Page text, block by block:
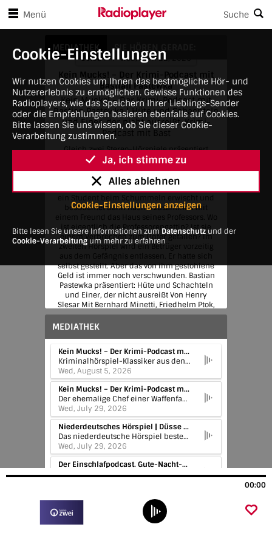
Cookie-Einstellungen
Wir nutzen Cookies um Ihnen das bestmögliche Hör- und
Nutzererlebnis zu ermöglichen. Gewisse Funktionen des
Radioplayers, wie das Speichern Ihrer Lieblings-Sender
oder die Empfehlungen basieren ebenfalls auf Cookies.
Bitte lassen Sie uns wissen, ob Sie dieser Cookie-
Verarbeitung zustimmen.
Ja, ich stimme zu
Alles ablehnen
Cookie-Einstellungen anzeigen
Bitte lesen Sie unsere Informationen zum Datenschutz und der
Cookie-Verarbeitung um mehr zu erfahren
Zum Hauptinhalt springen
Player-Steuerungen springen
Menü Suche
Kein Mucks! – Der Krimi-Podcast mit Bastian Pastewka
MEDIATHEK SIE HÖREN GERADE:
10:03 PM • Wed, April 22, 2026
Kein Mucks! – Der Krimi-Podcast mit
Bastian Pastewka
Kein Mucks! – Der Krimi-Podcast mit
Bastian Pastewka | Hüte und Schachteln
und Einer, der nicht ausreißt. Krimi-
Podcast mit Bast
Gleich zwei Stereo-Hörspiele präsentiert
Bastian Pastewka in dieser Doppelfolge –
Henry Slesar, der unter anderem Drehbücher
für Alfred Hitchcock schrieb. Im ersten wird
ein Student beim Schummeln erwischt und
beobachtet dann nachts zusammen mit
einem Freund das Haus seines Professors. Wo
ist eigentlich die Professorengattin? Ist sie
einem Verbrechen zum Opfer gefallen? Im
zweiten Hörspiel wird ein Betrüger vorzeitig
aus dem Gefängnis entlassen. Er hatte sich
selbst gestellt. Aber das von ihm gestohlene
Geld ist immer noch verschwunden. Bastian
Pastewka präsentiert: Hüte und Schachteln
und Einer, der nicht ausreißt Von Henry
Slesar Mit Bernhard Minetti, Friedhelm Ptok,
Rolf Schult, Paul Edwin Roth, Günter
Pfitzmann u.a. Regie: Rolf von Goth und
Dusen https://1.ard.de/professor-van-dusen
Widerworte aus der Küche – Emanzipation in
den 70ern
https://www.ardsounds.de/episode/
MEDIATHEK
Kein Mucks! – Der Krimi-Podcast mit Bastian Pastewka | Georges Simenons Maigret und die Unbekannte. Krimi-Podcast mit Bastian Pa
Kriminalhörspiel-Klassiker aus den Rundfunkarchiven der ARD: Fundstücke aus der Zeit, als die Magnetbänder rauschten und das Mikrofon keine Gnade mit kleinen Patzern und raschelnden Skript-Seiten hatte. Als die Platzpatronen durch die Funkhäuser knallten, in den Aufnahme-Ateliers noch geraucht wurde und der Whisky bereitstand, um die Stimme zu ölen. Verräterische Erdspuren, gestohlene Skalpelle, die Stimme einer Leiche am Telefon – und immer wieder die Frage: Wer ist der Täter? Hörspiele in voller Länge präsentiert von Bastian Pastewka, dazu Bonusinfos, Biografisches und Nonsens. Donnerstags zuerst in ARD Sounds: https://1.ard.de/keinmucks
Wed, August 5, 2026
Kein Mucks! – Der Krimi-Podcast mit Bastian Pastewka | Tod in der Schublade. Krimi-Podcast mit Bastian Pastewka
Der ehemalige Chef einer Waffenfabrik ruft nachts die Polizei an. Er meldet, dass er soeben einen Einbrecher bei sich zu Hause erschossen hat. Nach dieser Aussage scheint der Fall völlig klar zu liegen. Aber Kleinigkeiten machen die britischen Ermittler stutzig. Wieso war seine Waffe in einer unverschlossenen Schublade? Bastian Pastewka präsentiert: Tod in der Schublade Von Kenneth Bird Mit Günther Ungeheuer, Peter Fitz, Helga Engel u.a. Regie: Volker Kühn hr 1971 Podcast-Tipp: Der Beifahrer – Düsterer Rache-Krimi im Film-Noir-Stil https://1.ard.de/knallhart
Wed, July 29, 2026
Niederdeutsches Hörspiel | Düsse Petersens (9): Bieber-Alarm
Das niederdeutsche Hörspiel besteht als eigenes Genre seit 1950. Seit 1974 produziert die Bremer Redaktion alle Niederdeutschen Hörspiele für Radio Bremen und den NDR. Das Programm enthält moderne und historische Stücke, sowohl ernst als auch unterhaltend, bis hin zum Krimi und zum Schwank.
Wed, July 29, 2026
Der Einschlafpodcast. Gute-Nacht-Geschichten von der Autorin Sina Scherzant gelesen | Ein Geburtstag mit Folgen – Gute-Nacht-Ges
Bestsellerautorin Sina Scherzant liest exklusive Gute-Nacht-Geschichten zum Runterkommen und Einkuscheln.
00:00